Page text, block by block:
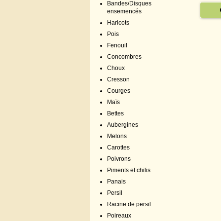
Bandes/Disques
ensemencés
Haricots
Pois
Fenouil
Concombres
Choux
Cresson
Courges
Maïs
Bettes
Aubergines
Melons
Carottes
Poivrons
Piments et chilis
Panais
Persil
Racine de persil
Poireaux